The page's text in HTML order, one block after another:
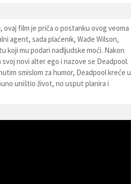
film je priča o postanku ovog veoma
agent, sada plaćenik, Wade Wilson,
koji mu podari nadljudske moći. Nakon
novi alter ego i nazove se Deadpool.
smislom za humor, Deadpool kreće u
uništio život, no usput planira i